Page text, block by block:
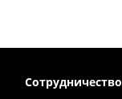
Сотрудничество